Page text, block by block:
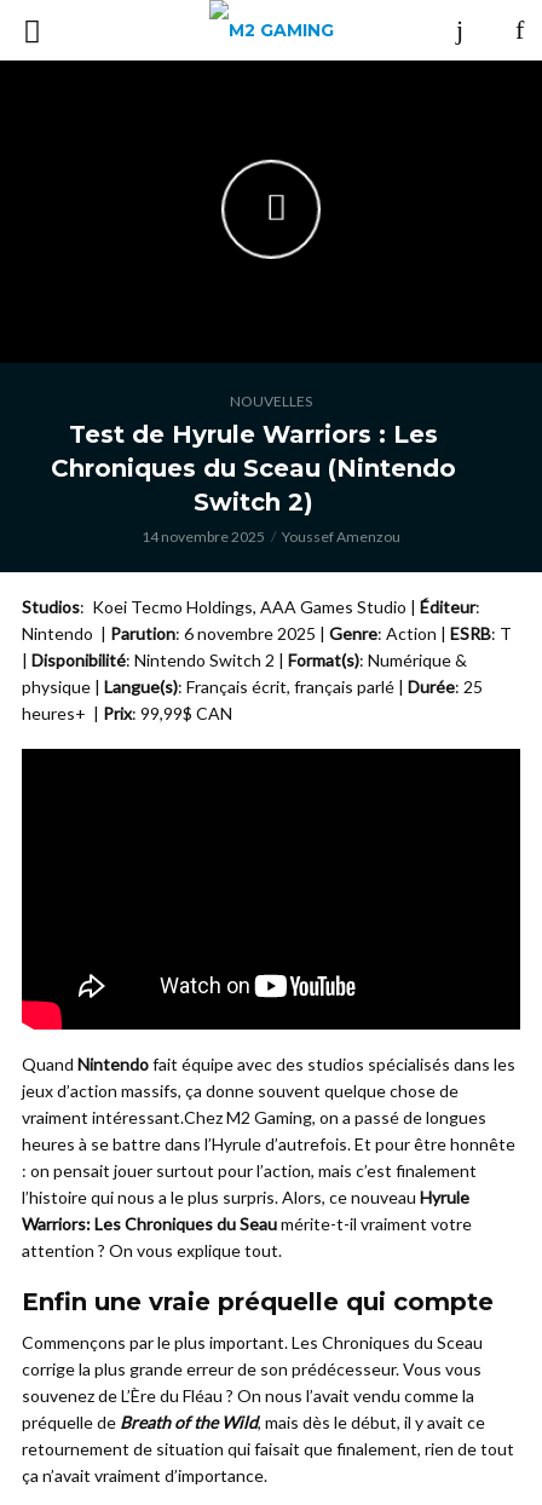
NOUVELLES
Test de Hyrule Warriors : Les
Chroniques du Sceau (Nintendo
Switch 2)
14 novembre 2025 Youssef Amenzou
Studios: Koei Tecmo Holdings, AAA Games Studio | Éditeur:
Nintendo | Parution: 6 novembre 2025 | Genre: Action | ESRB: T
| Disponibilité: Nintendo Switch 2 | Format(s): Numérique &
physique | Langue(s): Français écrit, français parlé | Durée: 25
heures+ | Prix: 99,99$ CAN
Quand Nintendofait équipe avec des studios spécialisés dans les
jeux d’action massifs, ça donne souvent quelque chose de
vraiment intéressant.Chez M2 Gaming, on a passé de longues
heures à se battre dans l’Hyrule d’autrefois. Et pour être honnête
: on pensait jouer surtout pour l’action, mais c’est finalement
l’histoire qui nous a le plus surpris. Alors, ce nouveau Hyrule
Warriors: Les Chroniques du Seaumérite-t-il vraiment votre
attention ? On vous explique tout.
Enfin une vraie préquelle qui compte
Commençons par le plus important. Les Chroniques du Sceau
corrige la plus grande erreur de son prédécesseur. Vous vous
souvenez de L’Ère du Fléau ? On nous l’avait vendu comme la
préquelle de Breath of the Wild, mais dès le début, il y avait ce
retournement de situation qui faisait que finalement, rien de tout
ça n’avait vraiment d’importance.